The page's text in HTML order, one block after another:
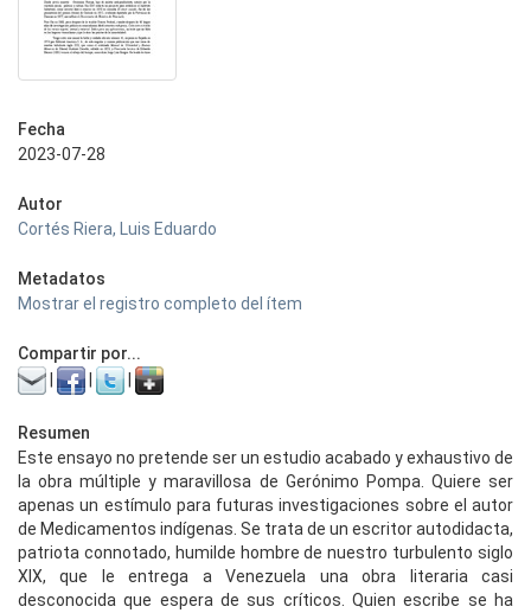
Fecha
2023-07-28
Autor
Cortés Riera, Luis Eduardo
Metadatos
Mostrar el registro completo del ítem
Compartir por...
Resumen
Este ensayo no pretende ser un estudio acabado y exhaustivo de
la obra múltiple y maravillosa de Gerónimo Pompa. Quiere ser
apenas un estímulo para futuras investigaciones sobre el autor
de Medicamentos indígenas. Se trata de un escritor autodidacta,
patriota connotado, humilde hombre de nuestro turbulento siglo
XIX, que le entrega a Venezuela una obra literaria casi
desconocida que espera de sus críticos. Quien escribe se ha